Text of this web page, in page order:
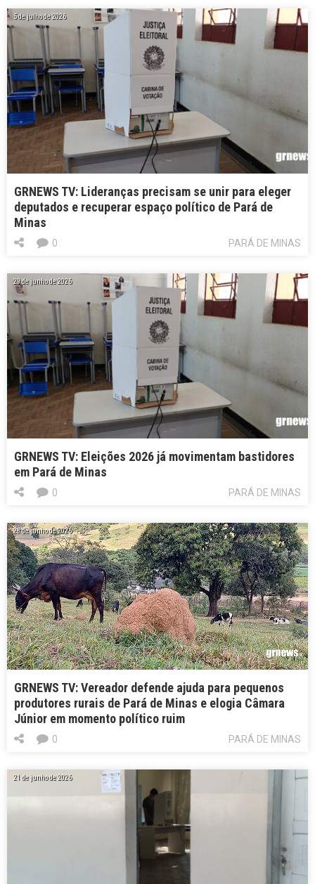
5 de julho de 2026
GRNEWS TV: Lideranças precisam se unir para eleger
deputados e recuperar espaço político de Pará de
Minas
PARÁ DE MINAS
0
29 de junho de 2026
GRNEWS TV: Eleições 2026 já movimentam bastidores
em Pará de Minas
PARÁ DE MINAS
0
28 de junho de 2026
GRNEWS TV: Vereador defende ajuda para pequenos
produtores rurais de Pará de Minas e elogia Câmara
Júnior em momento político ruim
PARÁ DE MINAS
0
21 de junho de 2026